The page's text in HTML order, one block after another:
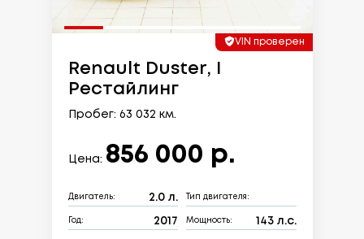
VIN проверен
Renault Duster, I
Рестайлинг
Пробег: 63 032 км.
Цена: 856 000 р.
Двигатель: 2.0 л. Тип двигателя:
Год: 2017 Мощность: 143 л.с.